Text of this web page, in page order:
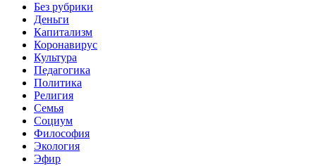
Без рубрики
Деньги
Капитализм
Коронавирус
Культура
Педагогика
Политика
Религия
Семья
Социум
Философия
Экология
Эфир